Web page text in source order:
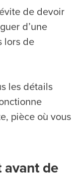
de devoir
d’une
lors de
les détails
pièce où vous
avant de